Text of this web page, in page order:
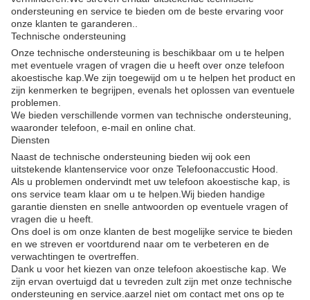
ondersteuning en service te bieden om de beste ervaring voor
onze klanten te garanderen..
Technische ondersteuning
Onze technische ondersteuning is beschikbaar om u te helpen
met eventuele vragen of vragen die u heeft over onze telefoon
akoestische kap.We zijn toegewijd om u te helpen het product en
zijn kenmerken te begrijpen, evenals het oplossen van eventuele
problemen.
We bieden verschillende vormen van technische ondersteuning,
waaronder telefoon, e-mail en online chat.
Diensten
Naast de technische ondersteuning bieden wij ook een
uitstekende klantenservice voor onze Telefoonaccustic Hood.
Als u problemen ondervindt met uw telefoon akoestische kap, is
ons service team klaar om u te helpen.Wij bieden handige
garantie diensten en snelle antwoorden op eventuele vragen of
vragen die u heeft.
Ons doel is om onze klanten de best mogelijke service te bieden
en we streven er voortdurend naar om te verbeteren en de
verwachtingen te overtreffen.
Dank u voor het kiezen van onze telefoon akoestische kap. We
zijn ervan overtuigd dat u tevreden zult zijn met onze technische
ondersteuning en service.aarzel niet om contact met ons op te